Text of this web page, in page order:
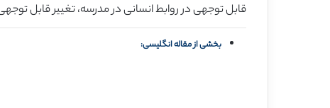
قابل توجهی در روابط انسانی در مدرسه، تغییر قابل
بخشی از مقاله انگلیسی: